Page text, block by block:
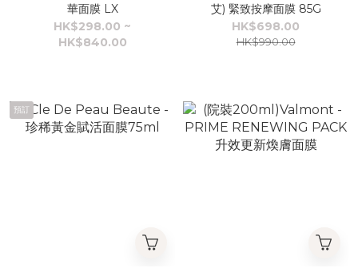
華面膜 LX
HK$298.00 ~
HK$840.00
艾) 緊致按摩面膜 85G
HK$698.00
HK$990.00
預訂